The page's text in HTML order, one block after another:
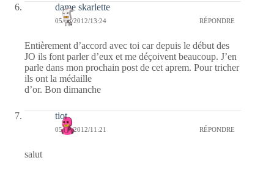
dame skarlette
05/08/2012/13:24 RÉPONDRE
Entièrement d’accord avec toi car depuis le début des
JO ils font parler d’eux et me déçoivent beaucoup. J’en
parle dans mon prochain post de cet aprem. Pour tricher
ils ont la médaille
d’or. Bon dimanche
tiot
05/08/2012/11:21 RÉPONDRE
salut